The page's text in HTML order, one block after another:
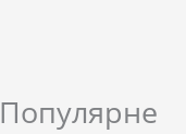
Популярне